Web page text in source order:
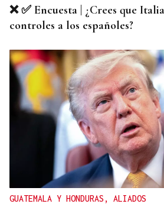
❌ ✅ Encuesta | ¿Crees que
controles a los españoles?
GUATEMALA Y HONDURAS, ALIADOS